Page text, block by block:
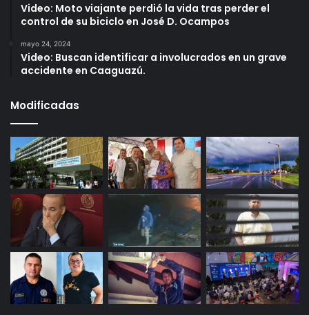
Video: Moto viajante perdió la vida tras perder el
control de su biciclo en José D. Ocampos
mayo 24, 2024
Video: Buscan identificar a involucrados en un grave
accidente en Caaguazú.
Modificadas